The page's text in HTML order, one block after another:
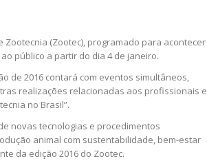
Zootecnia (Zootec), programado para acontecer
público a partir do dia 4 de janeiro.
de 2016 contará com eventos simultâneos,
realizações relacionadas aos profissionais e
no Brasil”.
novas tecnologias e procedimentos
animal com sustentabilidade, bem-estar
da edição 2016 do Zootec.